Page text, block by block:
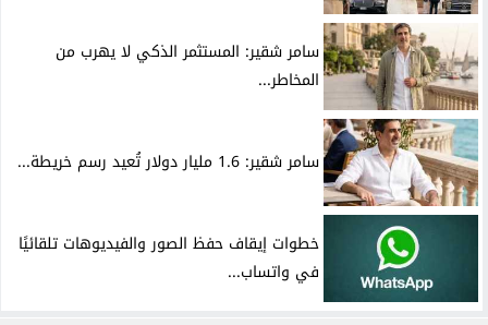
سامر شقير: المستثمر الذكي لا يهرب من
المخاطر...
سامر شقير: 1.6 مليار دولار تُعيد رسم خريطة...
خطوات إيقاف حفظ الصور والفيديوهات تلقائيًا
في واتساب...